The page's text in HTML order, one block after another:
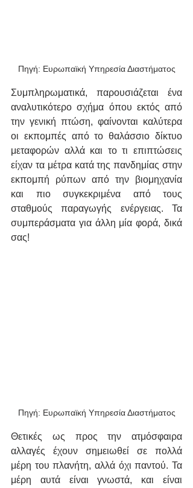
Πηγή: Ευρωπαϊκή Υπηρεσία Διαστήματος
Συμπληρωματικά, παρουσιάζεται ένα
αναλυτικότερο σχήμα όπου εκτός από
την γενική πτώση, φαίνονται καλύτερα
οι εκπομπές από το θαλάσσιο δίκτυο
μεταφορών αλλά και το τι επιπτώσεις
είχαν τα μέτρα κατά της πανδημίας στην
εκπομπή ρύπων από την βιομηχανία
και πιο συγκεκριμένα από τους
σταθμούς παραγωγής ενέργειας. Τα
συμπεράσματα για άλλη μία φορά, δικά
σας!
Πηγή: Ευρωπαϊκή Υπηρεσία Διαστήματος
Θετικές ως προς την ατμόσφαιρα
αλλαγές έχουν σημειωθεί σε πολλά
μέρη του πλανήτη, αλλά όχι παντού. Τα
μέρη αυτά είναι γνωστά, και είναι